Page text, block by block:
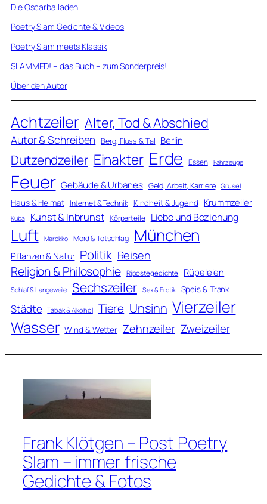
Die Oscarballaden
Poetry Slam Gedichte & Videos
Poetry Slam meets Klassik
SLAMMED! – das Buch – zum Sonderpreis!
Über den Autor
Achtzeiler Alter, Tod & Abschied
Autor & Schreiben Berg, Fluss & Tal Berlin
Dutzendzeiler Einakter Erde Essen Fahrzeuge
Feuer Gebäude & Urbanes Geld, Arbeit, Karriere Grusel
Haus & Heimat Internet & Technik Kindheit & Jugend Krummzeiler
Kuba Kunst & Inbrunst Körperteile Liebe und Beziehung
Luft Marokko Mord & Totschlag München
Pflanzen & Natur Politik Reisen
Religion & Philosophie Ripostegedichte Rüpeleien
Schlaf & Langeweile Sechszeiler Sex & Erotik Speis & Trank
Städte Tabak & Alkohol Tiere Unsinn Vierzeiler
Wasser Wind & Wetter Zehnzeiler Zweizeiler
Frank Klötgen – Post Poetry
Slam – immer frische
Gedichte & Fotos